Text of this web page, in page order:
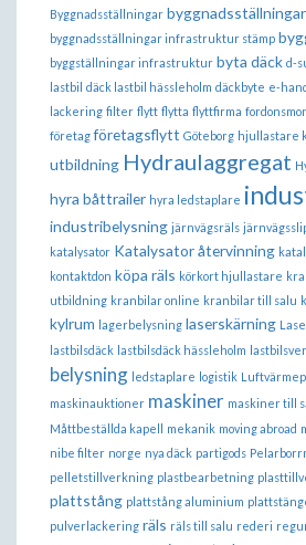
Byggnadsställningar
byggnadsställningar infrastruktur stämp
byggställningar infrastruktur byta däck d-
lastbil däck lastbil hässleholm däckbyte e-
lackering filter flytt flytta flyttfirma
företag företagsflytt Göteborg hjullastare
utbildning Hydraulaggregat
hyra båttrailer hyra ledstaplare
industribelysning järnvägsräls
katalysator Katalysator återvinning
kontaktdon köpa räls körkort hjullastare
utbildning kranbilar online kranbilar till salu
kylrum lagerbelysning laserskärning
lastbilsdäck lastbilsdäck hässleholm
belysning ledstaplare logistik
maskinauktioner maskiner maskiner till
Måttbeställda kapell mekanik moving abroad
nibe filter norge nya däck partigods
pelletstillverkning plastbearbetning
plattstång plattstång aluminium
pulverlackering räls räls till salu rederi